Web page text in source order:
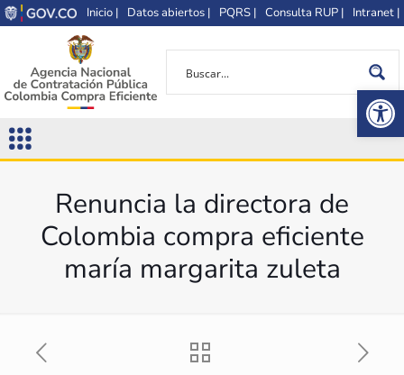
Inicio | Datos abiertos | PQRS | Consulta RUP | Intranet |
Renuncia la directora de
Colombia compra eficiente
maría margarita zuleta